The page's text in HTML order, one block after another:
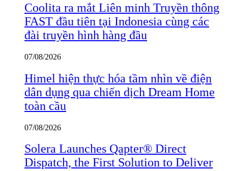
Coolita ra mắt Liên minh Truyền thông
FAST đầu tiên tại Indonesia cùng các
đài truyền hình hàng đầu
07/08/2026
Himel hiện thực hóa tầm nhìn về điện
dân dụng qua chiến dịch Dream Home
toàn cầu
07/08/2026
Solera Launches Qapter® Direct
Dispatch, the First Solution to Deliver